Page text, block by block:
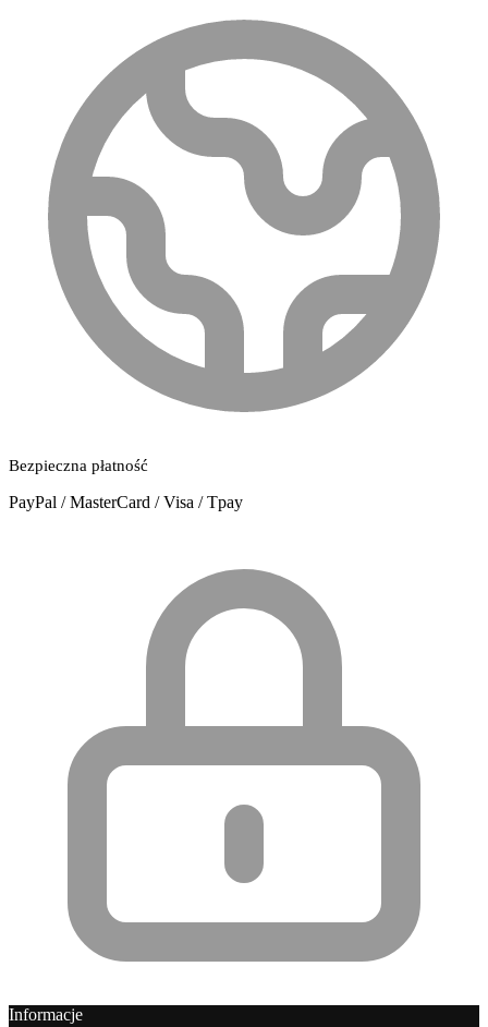
Bezpieczna płatność
PayPal / MasterCard / Visa / Tpay
Informacje